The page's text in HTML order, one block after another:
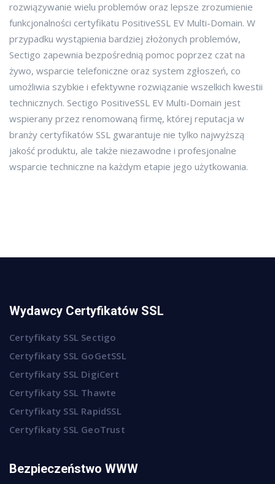
rozwiązywanie wielu problemów oraz lepsze zrozumienie
funkcjonalności certyfikatu PositiveSSL EV Multi-Domain. W
przypadku wystąpienia bardziej złożonych problemów,
Sectigo zapewnia bezpośrednią pomoc poprzez czat na
żywo, wsparcie telefoniczne oraz system zgłoszeń, co
umożliwia szybkie i efektywne rozwiązanie wszelkich kwestii
technicznych. Sectigo PositiveSSL EV Multi-Domain jest
wspierany przez renomowaną firmę, której reputacja w
branży certyfikatów SSL gwarantuje nie tylko najwyższą
jakość produktu, ale także niezawodne i profesjonalne
wsparcie techniczne na każdym etapie jego użytkowania.
Wydawcy Certyfikatów SSL
Certyfikaty SSL Sectigo
Certyfikaty SSL GoGetSSL
Certyfikaty SSL DigiCert
Certyfikaty SSL Thawte
Certyfikaty SSL RapidSSL
Certyfikaty SSL GeoTrust
Bezpieczeństwo WWW